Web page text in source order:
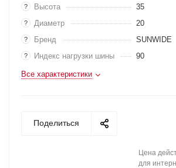
? Высота 35
? Диаметр 20
? Бренд SUNWIDE
? Индекс нагрузки шины 90
Все характеристики
Поделиться
Цена
для